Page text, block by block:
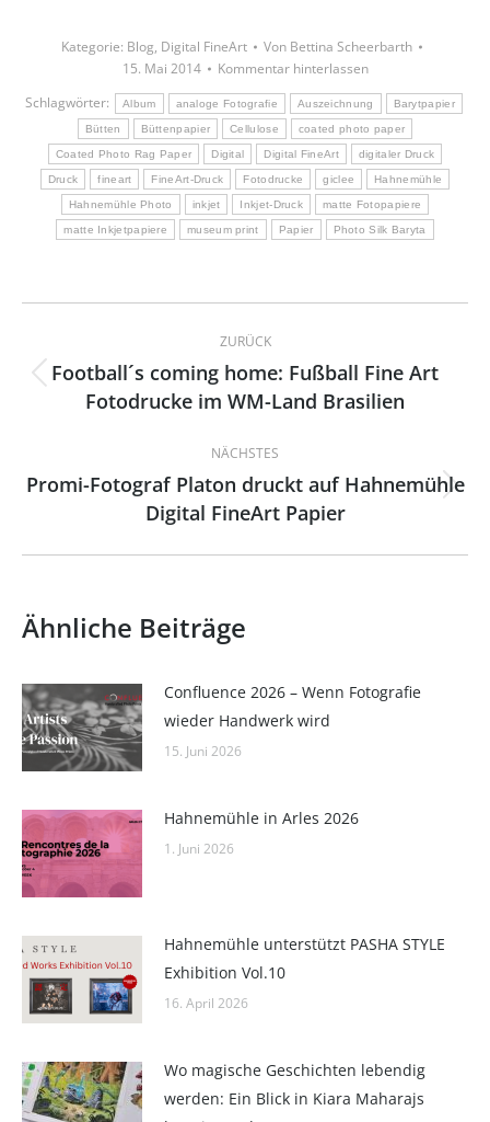
Kategorie: Blog, Digital FineArt Von Bettina Scheerbarth
15. Mai 2014
Kommentar hinterlassen
Schlagwörter:
Album analoge Fotografie Auszeichnung Barytpapier
Bütten Büttenpapier Cellulose coated photo paper
Coated Photo Rag Paper Digital Digital FineArt digitaler Druck
Druck fineart FineArt-Druck Fotodrucke giclee Hahnemühle
Hahnemühle Photo inkjet Inkjet-Druck matte Fotopapiere
matte Inkjetpapiere museum print Papier Photo Silk Baryta
Kommentarnavigation
ZURÜCK
Vorheriger
Beitrag:
Football´s coming home: Fußball Fine Art
Fotodrucke im WM-Land Brasilien
NÄCHSTES
Nächster
Beitrag:
Promi-Fotograf Platon druckt auf Hahnemühle
Digital FineArt Papier
Ähnliche Beiträge
Confluence 2026 – Wenn Fotografie
wieder Handwerk wird
15. Juni 2026
Hahnemühle in Arles 2026
1. Juni 2026
Hahnemühle unterstützt PASHA STYLE
Exhibition Vol.10
16. April 2026
Wo magische Geschichten lebendig
werden: Ein Blick in Kiara Maharajs